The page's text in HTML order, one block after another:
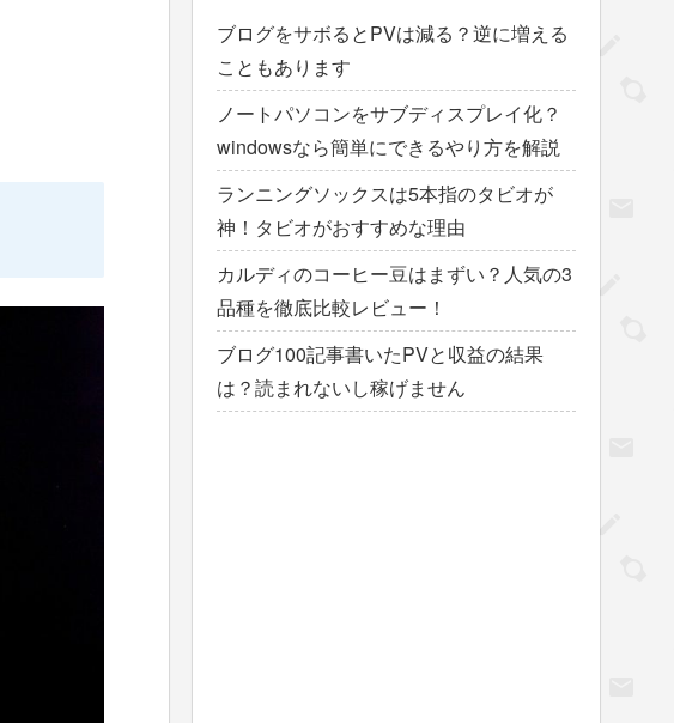
ブログをサボるとPVは減る？逆に増える
こともあります
ノートパソコンをサブディスプレイ化？
windowsなら簡単にできるやり方を解説
ランニングソックスは5本指のタビオが
神！タビオがおすすめな理由
カルディのコーヒー豆はまずい？人気の3
品種を徹底比較レビュー！
ブログ100記事書いたPVと収益の結果
は？読まれないし稼げません